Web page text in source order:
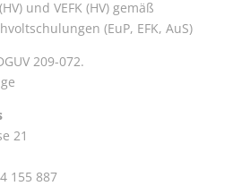
und VEFK (HV) gemäß
(EuP, EFK, AuS)
209-072.
21
155 887